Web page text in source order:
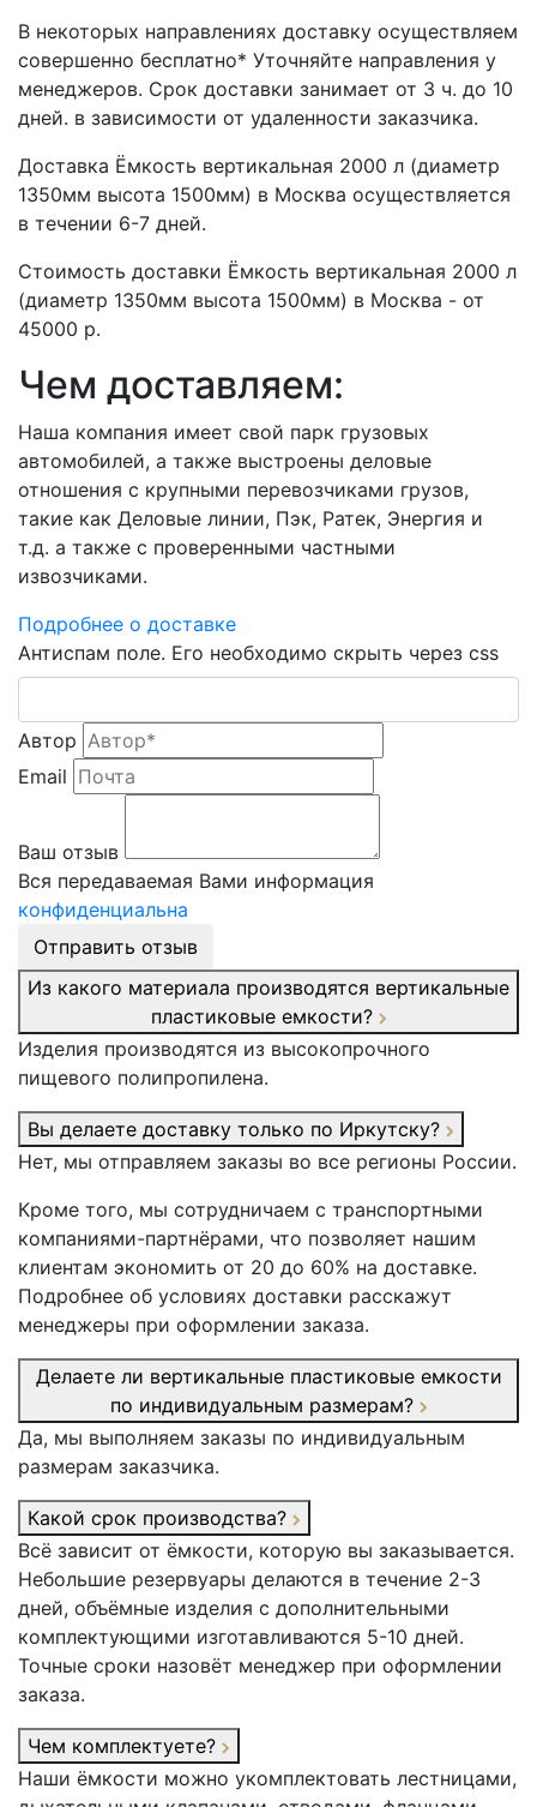
В некоторых направлениях доставку осуществляем
совершенно бесплатно* Уточняйте направления у
менеджеров. Срок доставки занимает от 3 ч. до 10
дней. в зависимости от удаленности заказчика.
Доставка Ёмкость вертикальная 2000 л (диаметр
1350мм высота 1500мм) в Москва осуществляется
в течении 6-7 дней.
Стоимость доставки Ёмкость вертикальная 2000 л
(диаметр 1350мм высота 1500мм) в Москва - от
45000 р.
Чем доставляем:
Наша компания имеет свой парк грузовых
автомобилей, а также выстроены деловые
отношения с крупными перевозчиками грузов,
такие как Деловые линии, Пэк, Ратек, Энергия и
т.д. а также с проверенными частными
извозчиками.
Подробнее о доставке
Антиспам поле. Его необходимо скрыть через css
Автор
Email
Ваш отзыв
Вся передаваемая Вами информация
конфиденциальна
Отправить отзыв
Из какого материала производятся вертикальные
пластиковые емкости?
Изделия производятся из высокопрочного
пищевого полипропилена.
Вы делаете доставку только по Иркутску?
Нет, мы отправляем заказы во все регионы России.
Кроме того, мы сотрудничаем с транспортными
компаниями-партнёрами, что позволяет нашим
клиентам экономить от 20 до 60% на доставке.
Подробнее об условиях доставки расскажут
менеджеры при оформлении заказа.
Делаете ли вертикальные пластиковые емкости
по индивидуальным размерам?
Да, мы выполняем заказы по индивидуальным
размерам заказчика.
Какой срок производства?
Всё зависит от ёмкости, которую вы заказывается.
Небольшие резервуары делаются в течение 2-3
дней, объёмные изделия с дополнительными
комплектующими изготавливаются 5-10 дней.
Точные сроки назовёт менеджер при оформлении
заказа.
Чем комплектуете?
Наши ёмкости можно укомплектовать лестницами,